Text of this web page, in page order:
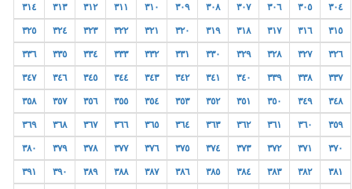
٣٠٤ ٣٠٥ ٣٠٦ ٣٠٧ ٣٠٨ ٣٠٩ ٣١٠ ٣١١ ٣١٢ ٣١٣ ٣١٤
٣١٥ ٣١٦ ٣١٧ ٣١٨ ٣١٩ ٣٢٠ ٣٢١ ٣٢٢ ٣٢٣ ٣٢٤ ٣٢٥
٣٢٦ ٣٢٧ ٣٢٨ ٣٢٩ ٣٣٠ ٣٣١ ٣٣٢ ٣٣٣ ٣٣٤ ٣٣٥ ٣٣٦
٣٣٧ ٣٣٨ ٣٣٩ ٣٤٠ ٣٤١ ٣٤٢ ٣٤٣ ٣٤٤ ٣٤٥ ٣٤٦ ٣٤٧
٣٤٨ ٣٤٩ ٣٥٠ ٣٥١ ٣٥٢ ٣٥٣ ٣٥٤ ٣٥٥ ٣٥٦ ٣٥٧ ٣٥٨
٣٥٩ ٣٦٠ ٣٦١ ٣٦٢ ٣٦٣ ٣٦٤ ٣٦٥ ٣٦٦ ٣٦٧ ٣٦٨ ٣٦٩
٣٧٠ ٣٧١ ٣٧٢ ٣٧٣ ٣٧٤ ٣٧٥ ٣٧٦ ٣٧٧ ٣٧٨ ٣٧٩ ٣٨٠
٣٨١ ٣٨٢ ٣٨٣ ٣٨٤ ٣٨٥ ٣٨٦ ٣٨٧ ٣٨٨ ٣٨٩ ٣٩٠ ٣٩١